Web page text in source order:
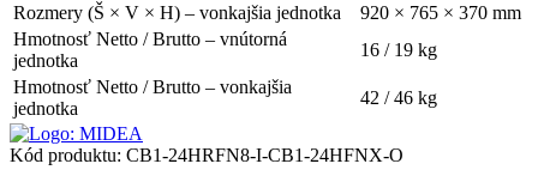
Rozmery (Š × V × H) – vonkajšia jednotka
920 × 765 × 370 mm
Hmotnosť Netto / Brutto – vnútorná
jednotka
16 / 19 kg
Hmotnosť Netto / Brutto – vonkajšia
jednotka
42 / 46 kg
Kód produktu: CB1-24HRFN8-I-CB1-24HFNX-O